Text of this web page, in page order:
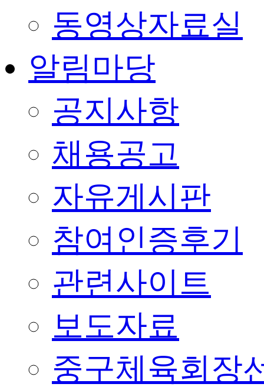
동영상자료실
알림마당
공지사항
채용공고
자유게시판
참여인증후기
관련사이트
보도자료
중구체육회장